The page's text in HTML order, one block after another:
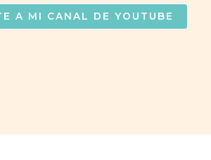
A MI CANAL DE YOUTUBE